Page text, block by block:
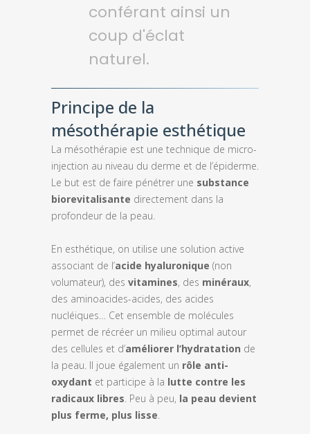
conférant ainsi un
coup d'éclat
naturel.
Principe de la
mésothérapie esthétique
La mésothérapie est une technique de micro-
injection au niveau du derme et de l’épiderme.
Le but est de faire pénétrer une substance
biorevitalisante directement dans la
profondeur de la peau.
En esthétique, on utilise une solution active
associant de l’acide hyaluronique (non
volumateur), des vitamines, des minéraux,
des aminoacides-acides, des acides
nucléiques… Cet ensemble de molécules
permet de récréer un milieu optimal autour
des cellules et d’améliorer l’hydratation de
la peau. Il joue également un rôle anti-
oxydant et participe à la lutte contre les
radicaux libres . Peu à peu, la peau devient
plus ferme, plus lisse